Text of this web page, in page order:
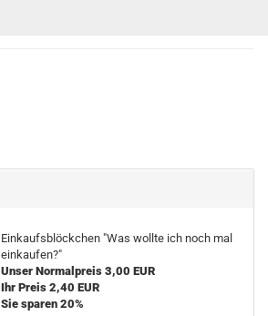
Einkaufsblöckchen "Was wollte ich noch mal
einkaufen?"
Unser Normalpreis 3,00 EUR
Ihr Preis 2,40 EUR
Sie sparen 20%